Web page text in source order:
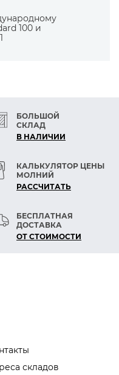
100 и
БОЛЬШОЙ
СКЛАД
В НАЛИЧИИ
КАЛЬКУЛЯТОР ЦЕНЫ
МОЛНИЙ
РАСCЧИТАТЬ
БЕСПЛАТНАЯ
ДОСТАВКА
ОТ СТОИМОСТИ
складов